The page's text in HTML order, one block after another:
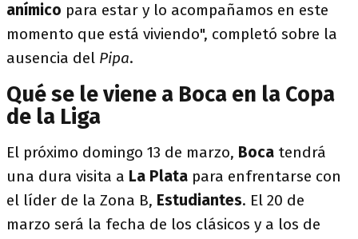
anímico para estar y lo acompañamos en este
momento que está viviendo", completó sobre la
ausencia del Pipa.
Qué se le viene a Boca en la Copa
de la Liga
El próximo domingo 13 de marzo, Boca tendrá
una dura visita a La Plata para enfrentarse con
el líder de la Zona B, Estudiantes. El 20 de
marzo será la fecha de los clásicos y a los de